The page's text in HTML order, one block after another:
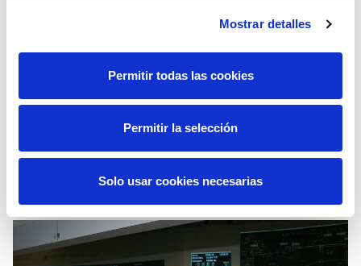
Mostrar detalles
Permitir todas las cookies
Permitir la selección
Solo usar cookies necesarias